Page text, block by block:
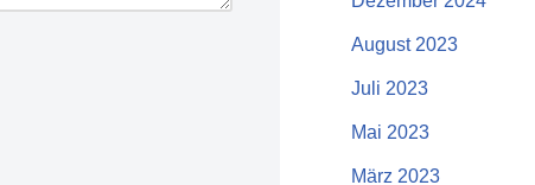
August 2023
Juli 2023
Mai 2023
März 2023